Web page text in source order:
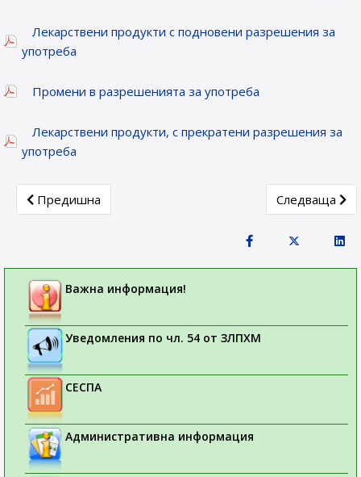
Лекарствени продукти с подновени разрешения за
употреба
Промени в разрешенията за употреба
Лекарствени продукти, с прекратени разрешения за
употреба
Previous article: Новоразрешени за употреба
Предишна Next article:
Следваща
Важна информация!
Уведомления по чл. 54 от ЗЛПХМ
СЕСПА
Административна информация